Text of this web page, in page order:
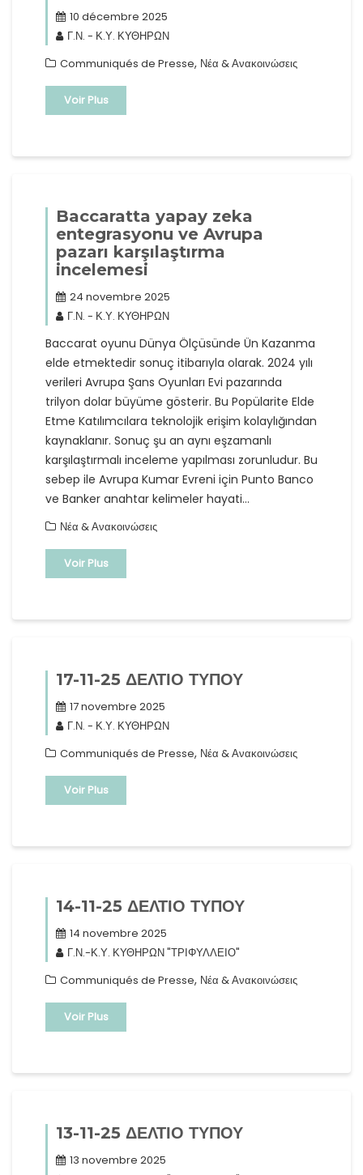
10 décembre 2025
Γ.Ν. - Κ.Υ. ΚΥΘΗΡΩΝ
Communiqués de Presse, Νέα & Ανακοινώσεις
Voir Plus
Baccaratta yapay zeka
entegrasyonu ve Avrupa
pazarı karşılaştırma
incelemesi
24 novembre 2025
Γ.Ν. - Κ.Υ. ΚΥΘΗΡΩΝ
Baccarat oyunu Dünya Ölçüsünde Ün Kazanma
elde etmektedir sonuç itibarıyla olarak. 2024 yılı
verileri Avrupa Şans Oyunları Evi pazarında
trilyon dolar büyüme gösterir. Bu Popülarite Elde
Etme Katılımcılara teknolojik erişim kolaylığından
kaynaklanır. Sonuç şu an aynı eşzamanlı
karşılaştırmalı inceleme yapılması zorunludur. Bu
sebep ile Avrupa Kumar Evreni için Punto Banco
ve Banker anahtar kelimeler hayati…
Νέα & Ανακοινώσεις
Voir Plus
17-11-25 ΔΕΛΤΙΟ ΤΥΠΟΥ
17 novembre 2025
Γ.Ν. - Κ.Υ. ΚΥΘΗΡΩΝ
Communiqués de Presse, Νέα & Ανακοινώσεις
Voir Plus
14-11-25 ΔΕΛΤΙΟ ΤΥΠΟΥ
14 novembre 2025
Γ.Ν.-Κ.Υ. ΚΥΘΗΡΩΝ "ΤΡΙΦΥΛΛΕΙΟ"
Communiqués de Presse, Νέα & Ανακοινώσεις
Voir Plus
13-11-25 ΔΕΛΤΙΟ ΤΥΠΟΥ
13 novembre 2025